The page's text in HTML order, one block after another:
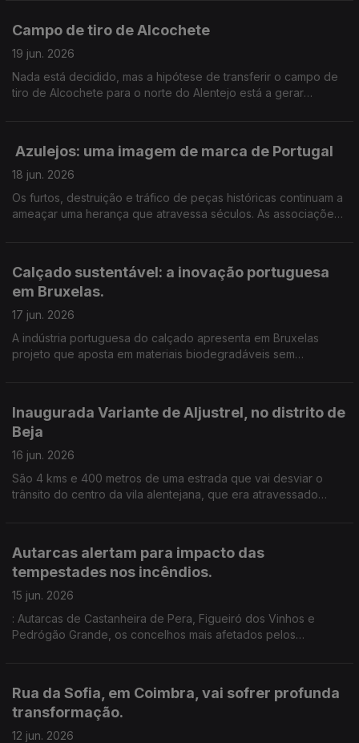
Campo de tiro de Alcochete
19 jun. 2026
Nada está decidido, mas a hipótese de transferir o campo de
tiro de Alcochete para o norte do Alentejo está a gerar
Azulejos: uma imagem de marca de Portugal
18 jun. 2026
Os furtos, destruição e tráfico de peças históricas continuam a
ameaçar uma herança que atravessa séculos. As associações
Calçado sustentável: a inovação portuguesa
em Bruxelas.
17 jun. 2026
A indústria portuguesa do calçado apresenta em Bruxelas
projeto que aposta em materiais biodegradáveis sem
Inaugurada Variante de Aljustrel, no distrito de
Beja
16 jun. 2026
São 4 kms e 400 metros de uma estrada que vai desviar o
trânsito do centro da vila alentejana, que era atravessado
Autarcas alertam para impacto das
tempestades nos incêndios.
15 jun. 2026
: Autarcas de Castanheira de Pera, Figueiró dos Vinhos e
Pedrógão Grande, os concelhos mais afetados pelos
Rua da Sofia, em Coimbra, vai sofrer profunda
transformação.
12 jun. 2026